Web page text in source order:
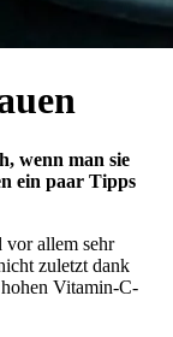
wenn man sie
ein paar Tipps
vor allem sehr
zuletzt dank
Vitamin-C-